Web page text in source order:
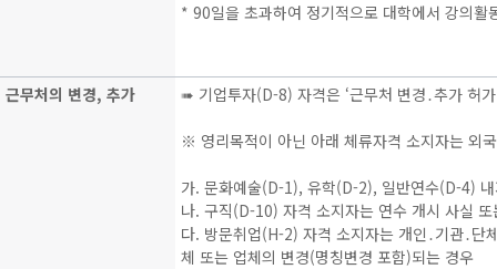
* 90일을 초과하여 정기적으로 대학에서 강의활
근무처의 변경, 추가 ➠ 기업투자(D-8) 자격은 ‘근무처 변경․추가 허
※ 영리목적이 아닌 아래 체류자격 소지자는 외
가. 문화예술(D-1), 유학(D-2), 일반연수(D-4)
나. 구직(D-10) 자격 소지자는 연수 개시 사실
다. 방문취업(H-2) 자격 소지자는 개인․기관․단
체 또는 업체의 변경(명칭변경 포함)되는 경우